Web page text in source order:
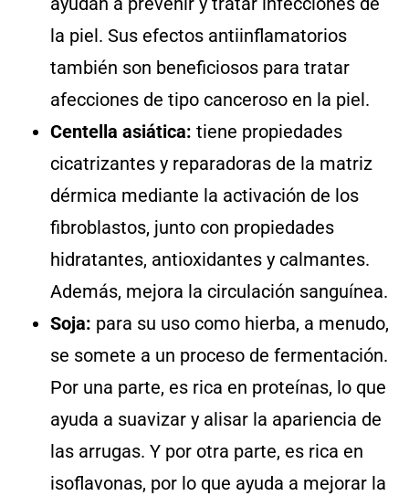
la piel. Sus efectos antiinflamatorios
también son beneficiosos para tratar
afecciones de tipo canceroso en la piel.
Centella asiática: tiene propiedades
cicatrizantes y reparadoras de la matriz
dérmica mediante la activación de los
fibroblastos, junto con propiedades
hidratantes, antioxidantes y calmantes.
Además, mejora la circulación sanguínea.
Soja: para su uso como hierba, a menudo,
se somete a un proceso de fermentación.
Por una parte, es rica en proteínas, lo que
ayuda a suavizar y alisar la apariencia de
las arrugas. Y por otra parte, es rica en
isoflavonas, por lo que ayuda a mejorar la